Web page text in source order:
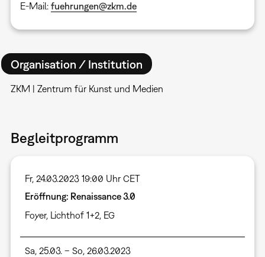
E-Mail: fuehrungen@zkm.de
Organisation / Institution
ZKM | Zentrum für Kunst und Medien
Begleitprogramm
Fr, 24.03.2023 19:00 Uhr CET
Eröffnung: Renaissance 3.0
Foyer, Lichthof 1+2, EG
Sa, 25.03. – So, 26.03.2023